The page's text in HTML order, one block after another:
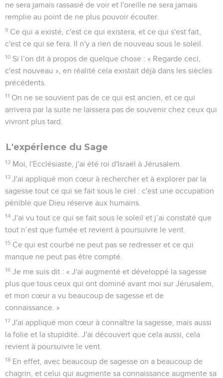
ne sera jamais rassasié de voir et l'oreille ne sera jamais
remplie au point de ne plus pouvoir écouter.
9 Ce qui a existé, c'est ce qui existera, et ce qui s'est fait,
c'est ce qui se fera. Il n'y a rien de nouveau sous le soleil.
10 Si l’on dit à propos de quelque chose : « Regarde ceci,
c'est nouveau », en réalité cela existait déjà dans les siècles
précédents.
11 On ne se souvient pas de ce qui est ancien, et ce qui
arrivera par la suite ne laissera pas de souvenir chez ceux qui
vivront plus tard.
L'expérience du Sage
12 Moi, l'Ecclésiaste, j'ai été roi d'Israël à Jérusalem.
13 J'ai appliqué mon cœur à rechercher et à explorer par la
sagesse tout ce qui se fait sous le ciel : c'est une occupation
pénible que Dieu réserve aux humains.
14 J'ai vu tout ce qui se fait sous le soleil et j’ai constaté que
tout n’est que fumée et revient à poursuivre le vent.
15 Ce qui est courbé ne peut pas se redresser et ce qui
manque ne peut pas être compté.
16 Je me suis dit : « J'ai augmenté et développé la sagesse
plus que tous ceux qui ont dominé avant moi sur Jérusalem,
et mon cœur a vu beaucoup de sagesse et de
connaissance. »
17 J'ai appliqué mon cœur à connaître la sagesse, mais aussi
la folie et la stupidité. J'ai découvert que cela aussi, cela
revient à poursuivre le vent.
18 En effet, avec beaucoup de sagesse on a beaucoup de
chagrin, et celui qui augmente sa connaissance augmente sa